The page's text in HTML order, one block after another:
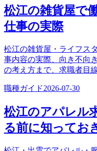
松江の雑貨屋で
仕事の実際
松江の雑貨屋・ライフス
事内容の実際、向き不向
の考え方まで、求職者目
職種ガイド2026-07-30
松江のアパレル
る前に知ってお